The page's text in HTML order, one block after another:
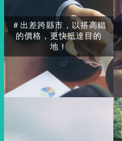
＃出差跨縣市，以搭高鐵
的價格，更快抵達目的
地！